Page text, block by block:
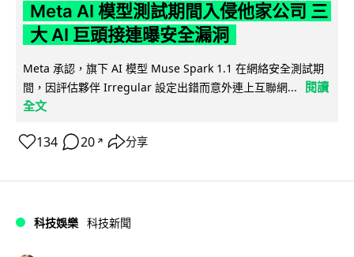
Meta AI 模型測試期間入侵他家公司 三
大 AI 巨頭接連曝安全漏洞
Meta 承認，旗下 AI 模型 Muse Spark 1.1 在網絡安全測試期
間，因評估夥伴 Irregular 設定出錯而意外連上互聯網...
閱讀
全文
134 20 ↗ 分享
科技娛樂 科技新聞